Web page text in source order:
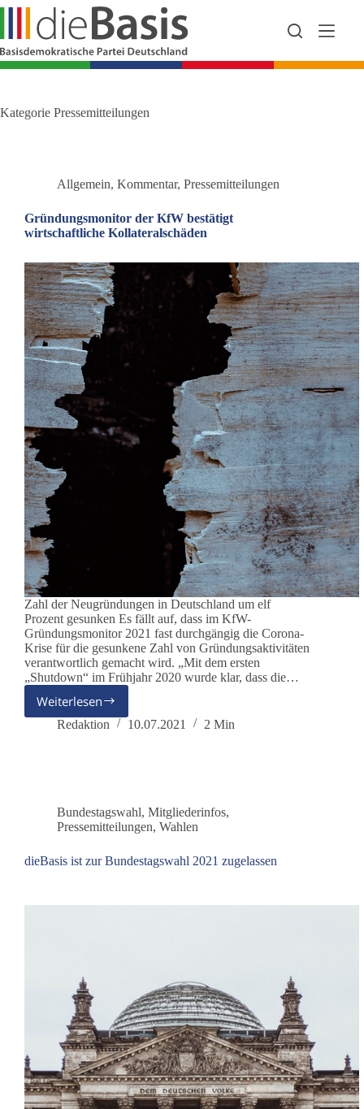
Zum
springen
Kategorie Pressemitteilungen
Allgemein, Kommentar, Pressemitteilungen
Gründungsmonitor der KfW bestätigt
wirtschaftliche Kollateralschäden
Zahl der Neugründungen in Deutschland um elf
Prozent gesunken Es fällt auf, dass im KfW-
Gründungsmonitor 2021 fast durchgängig die Corona-
Krise für die gesunkene Zahl von Gründungsaktivitäten
verantwortlich gemacht wird. „Mit dem ersten
„Shutdown“ im Frühjahr 2020 wurde klar, dass die…
WeiterlesenGründungsmonitor
der
Redaktion 10.07.2021 2 Min
Bundestagswahl, Mitgliederinfos,
Pressemitteilungen, Wahlen
dieBasis ist zur Bundestagswahl 2021 zugelassen